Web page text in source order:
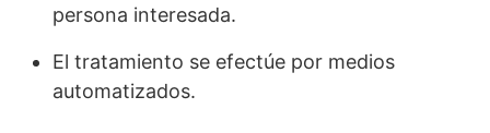
persona interesada.
El tratamiento se efectúe por medios
automatizados.